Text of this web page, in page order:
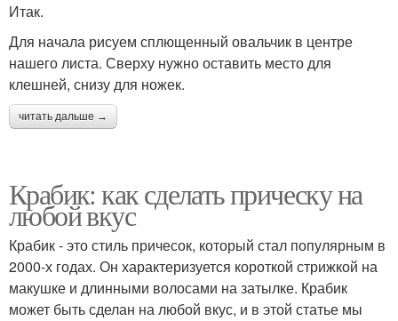
Итак.
Для начала рисуем сплющенный овальчик в центре
нашего листа. Сверху нужно оставить место для
клешней, снизу для ножек.
читать дальше →
Крабик: как сделать прическу на
любой вкус
Крабик - это стиль причесок, который стал популярным в
2000-х годах. Он характеризуется короткой стрижкой на
макушке и длинными волосами на затылке. Крабик
может быть сделан на любой вкус, и в этой статье мы